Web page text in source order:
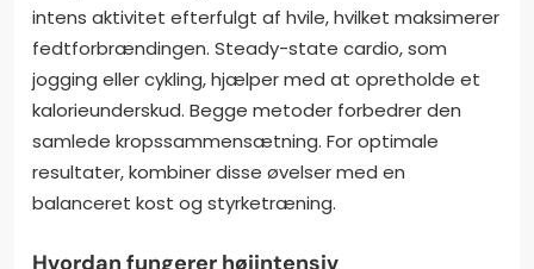
intens aktivitet efterfulgt af hvile, hvilket maksimerer
fedtforbrændingen. Steady-state cardio, som
jogging eller cykling, hjælper med at opretholde et
kalorieunderskud. Begge metoder forbedrer den
samlede kropssammensætning. For optimale
resultater, kombiner disse øvelser med en
balanceret kost og styrketræning.
Hvordan fungerer højintensiv